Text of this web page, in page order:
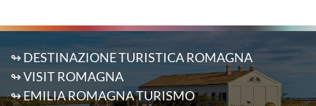
↬ DESTINAZIONE TURISTICA ROMAGNA
↬ VISIT ROMAGNA
↬ EMILIA ROMAGNA TURISMO